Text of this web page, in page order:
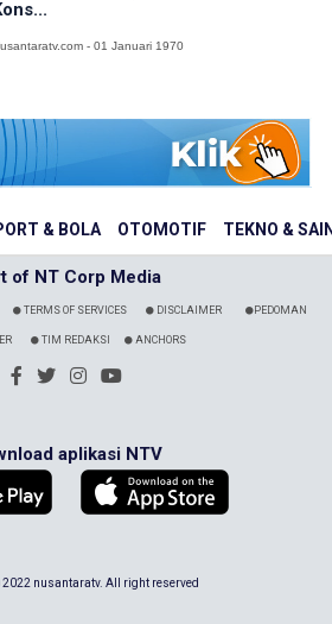
& BOLA OTOMOTIF TEKNO &
- 01 Januari 1970
of NT Corp Media
TERMS OF SERVICES DISCLAIMER PEDOMAN
TIM REDAKSI ANCHORS
aplikasi NTV
2022 nusantaratv. All right reserved